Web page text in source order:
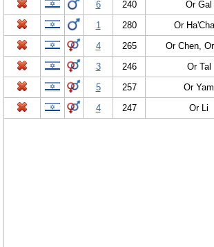
פייסבוק
Or Gal
240
6
Or
280
1
Or Chen,
265
4
Or Tal
246
3
Or Yam
257
5
Or Li
247
4